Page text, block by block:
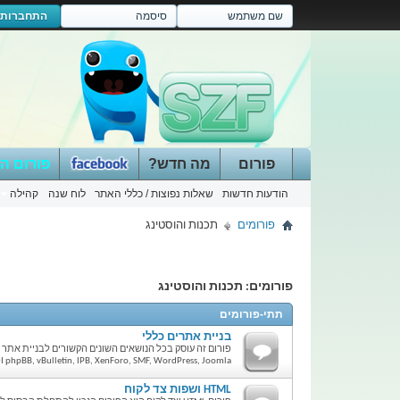
התחברות
פורום
הודעות חדשות שאלות נפוצות / כללי האתר לוח שנה קהילה
מה חדש? פורום
פורומים תכנות והוסטינג
פורומים: תכנות והוסטינג
תתי-פורומים
בניית אתרים כללי
פורום זה עוסק בכל הנושאים השונים הקשורים לבניית אתר
phpBB, vBulletin, IPB, XenForo, SMF, WordPress, Joomla וכו'...
HTML ושפות צד לקוח